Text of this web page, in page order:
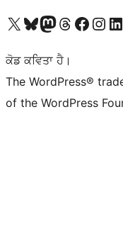
Visit our X (formerly Twitter) account
Visit our Bluesky account
Visit our Mastodon account
Visit our Threads account
Visit our Facebook page
Visit our
ਕੋਡ ਕਵਿਤਾ ਹੈ।
The WordPress®
of the WordPress